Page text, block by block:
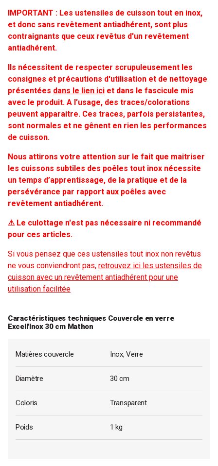
IMPORTANT : Les ustensiles de cuisson tout en inox,
et donc sans revêtement antiadhérent, sont plus
contraignants que ceux revêtus d'un revêtement
antiadhérent.
Ils nécessitent de respecter scrupuleusement les
consignes et précautions d'utilisation et de nettoyage
présentées dans le lien ici et dans le fascicule mis
avec le produit. A l’usage, des traces/colorations
peuvent apparaitre. Ces traces, parfois persistantes,
sont normales et ne gênent en rien les performances
de cuisson.
Nous attirons votre attention sur le fait que maitriser
les cuissons subtiles des poêles tout inox nécessite
un temps d’apprentissage, de la pratique et de la
persévérance par rapport aux poêles avec
revêtement antiadhérent.
⚠ Le culottage n'est pas nécessaire ni recommandé
pour ces articles.
Si vous pensez que ces ustensiles tout inox non revêtus
ne vous conviendront pas, retrouvez ici les ustensiles de
cuisson avec un revêtement antiadhérent pour une
utilisation facilitée
Caractéristiques techniques Couvercle en verre
Excell'Inox 30 cm Mathon
Matières couvercle Inox, Verre
Diamètre 30 cm
Coloris Transparent
Poids 1 kg